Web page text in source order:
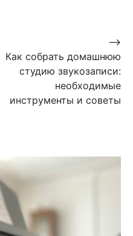
Как собрать домашнюю
студию звукозаписи:
необходимые
инструменты и советы
⟶